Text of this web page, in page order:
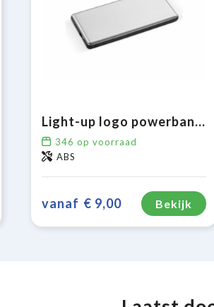
Light-up logo powerbank 4000mAh
346 op voorraad
ABS
vanaf € 9,00 Bekijk